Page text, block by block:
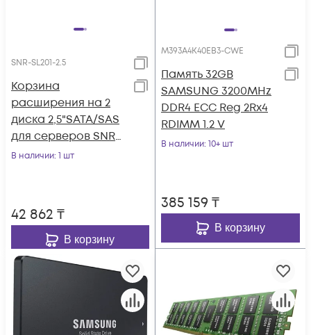
SNR-SL201-2.5
Корзина
расширения на 2
диска 2,5"SATA/SAS
для серверов SNR
серии RS/RE
В наличии: 1 шт
42 862 ₸
В корзину
M393A4K40EB3-CWE
Память 32GB
SAMSUNG 3200MHz
DDR4 ECC Reg 2Rx4
RDIMM 1.2 V
В наличии: 10+ шт
385 159 ₸
В корзину